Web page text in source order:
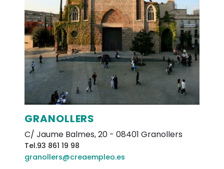
GRANOLLERS
C/ Jaume Balmes, 20 -08401 Granollers
Tel.93 861 19 98
granollers@creaempleo.es